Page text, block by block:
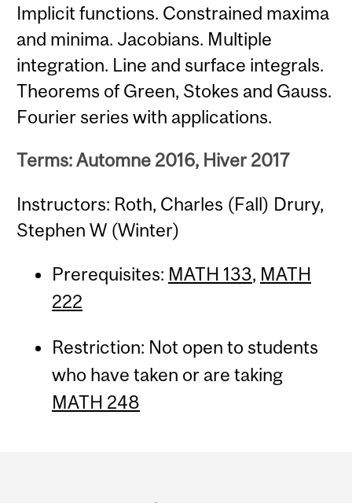
Implicit functions. Constrained maxima
and minima. Jacobians. Multiple
integration. Line and surface integrals.
Theorems of Green, Stokes and Gauss.
Fourier series with applications.
Terms: Automne 2016, Hiver 2017
Instructors: Roth, Charles (Fall) Drury,
Stephen W (Winter)
Prerequisites: MATH 133, MATH
222
Restriction: Not open to students
who have taken or are taking
MATH 248